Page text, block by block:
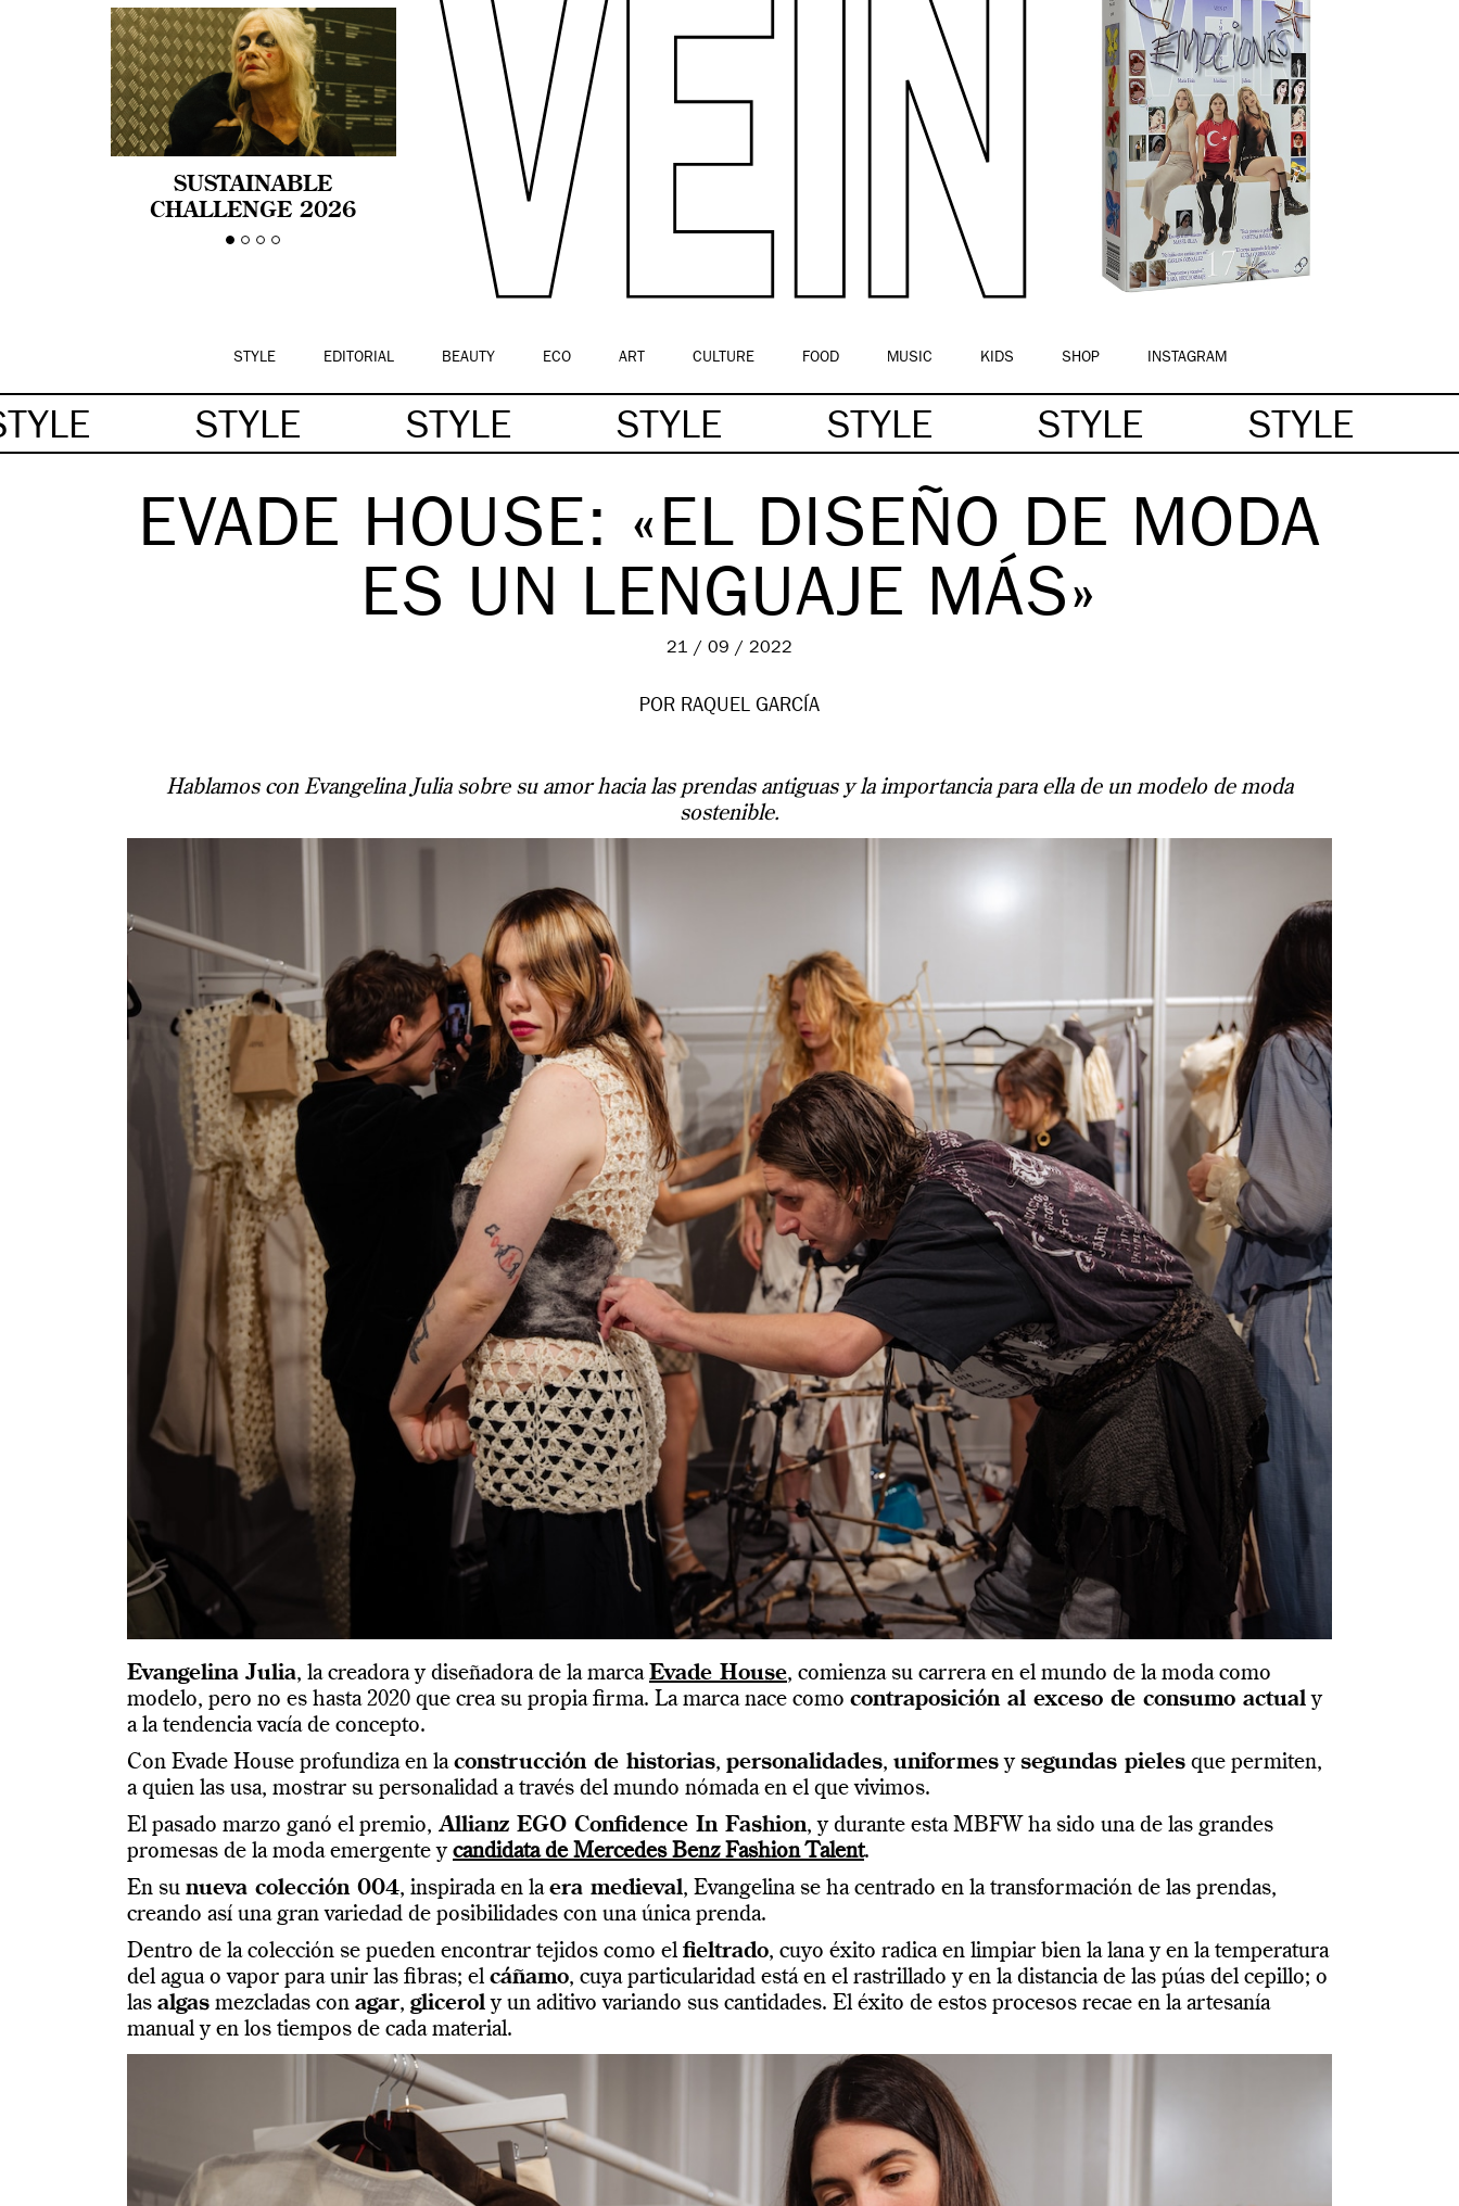
SUSTAINABLE
CHALLENGE 2026
CELEBRA LA
STYLE EDITORIAL BEAUTY ECO ART CULTURE FOOD MUSIC KIDS SHOP INSTAGRAM
STYLE STYLE STYLE STYLE STYLE STYLE
EVADE HOUSE: «EL DISEÑO DE MODA
ES UN LENGUAJE MÁS»
21 / 09 / 2022
POR RAQUEL GARCÍA
Hablamos con Evangelina Julia sobre su amor hacia las prendas antiguas y la importancia para ella de un modelo de moda
sostenible.
Evangelina Julia, la creadora y diseñadora de la marca Evade House, comienza su carrera en el mundo de la moda como
modelo, pero no es hasta 2020 que crea su propia firma. La marca nace como contraposición al exceso de consumo actual y
a la tendencia vacía de concepto.
Con Evade House profundiza en la construcción de historias, personalidades, uniformes y segundas pieles que permiten,
a quien las usa, mostrar su personalidad a través del mundo nómada en el que vivimos.
El pasado marzo ganó el premio, Allianz EGO Confidence In Fashion, y durante esta MBFW ha sido una de las grandes
promesas de la moda emergente y candidata de Mercedes Benz Fashion Talent.
En su nueva colección 004, inspirada en la era medieval, Evangelina se ha centrado en la transformación de las prendas,
creando así una gran variedad de posibilidades con una única prenda.
Dentro de la colección se pueden encontrar tejidos como el fieltrado, cuyo éxito radica en limpiar bien la lana y en la temperatura
del agua o vapor para unir las fibras; el cáñamo, cuya particularidad está en el rastrillado y en la distancia de las púas del cepillo; o
las algas mezcladas con agar, glicerol y un aditivo variando sus cantidades. El éxito de estos procesos recae en la artesanía
manual y en los tiempos de cada material.